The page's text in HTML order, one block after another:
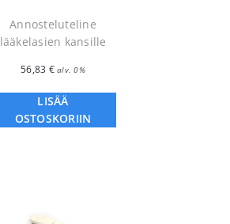
Annosteluteline
lääkelasien kansille
56,83 € alv. 0%
LISÄÄ
OSTOSKORIIN